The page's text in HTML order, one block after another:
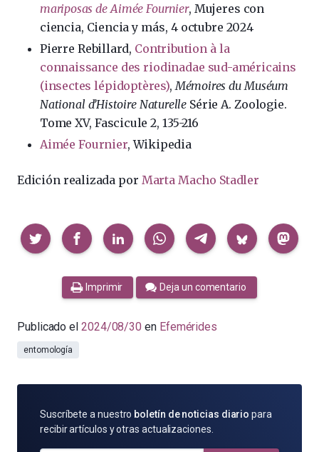
mariposas de Aimée Fournier, Mujeres con
ciencia, Ciencia y más, 4 octubre 2024
Pierre Rebillard, Contribution à la
connaissance des riodinadae sud-américains
(insectes lépidoptères), Mémoires du Muséum
National d’Histoire Naturelle Série A. Zoologie.
Tome XV, Fascicule 2, 135-216
Aimée Fournier, Wikipedia
Edición realizada por Marta Macho Stadler
Compartir
Imprimir Deja un comentario
Publicado el 2024/08/30 en Efemérides
entomología
SUSCRÍBETE
POR
Suscríbete a nuestro boletín de noticias diario para
recibir artículos y otras actualizaciones.